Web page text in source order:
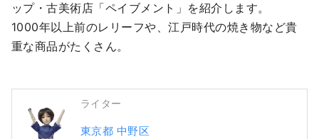
ップ・古美術店「ペイブメント」を紹介します。
1000年以上前のレリーフや、江戸時代の焼き物など貴
重な商品がたくさん。
ライター
東京都 中野区